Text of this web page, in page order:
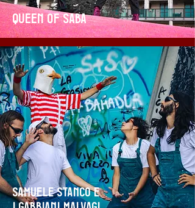
Queen of Saba
Samuele Stanco e